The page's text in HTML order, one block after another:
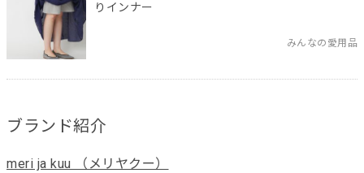
りインナー
みんなの愛用品
ブランド紹介
meri ja kuu （メリヤクー）